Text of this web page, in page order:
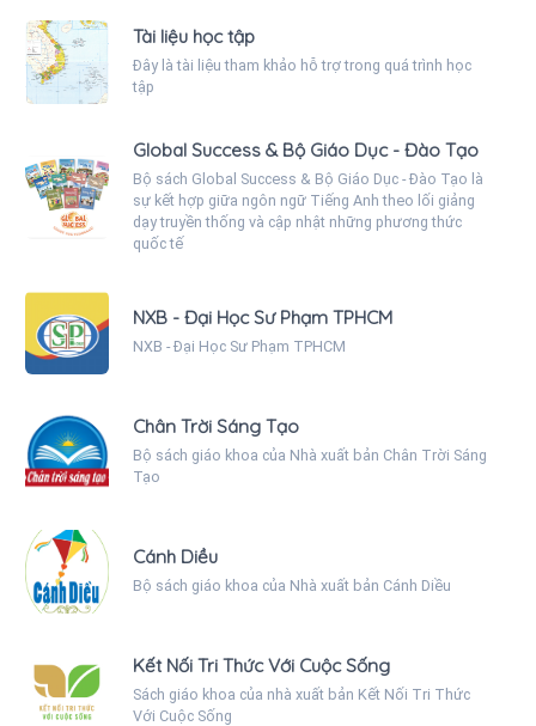
Tài liệu học tập
Đây là tài liệu tham khảo hỗ trợ trong quá trình học
tập
Global Success & Bộ Giáo Dục - Đào Tạo
Bộ sách Global Success & Bộ Giáo Dục - Đào Tạo là
sự kết hợp giữa ngôn ngữ Tiếng Anh theo lối giảng
dạy truyền thống và cập nhật những phương thức
quốc tế
NXB - Đại Học Sư Phạm TPHCM
NXB - Đại Học Sư Phạm TPHCM
Chân Trời Sáng Tạo
Bộ sách giáo khoa của Nhà xuất bản Chân Trời Sáng
Tạo
Cánh Diều
Bộ sách giáo khoa của Nhà xuất bản Cánh Diều
Kết Nối Tri Thức Với Cuộc Sống
Sách giáo khoa của nhà xuất bản Kết Nối Tri Thức
Với Cuộc Sống